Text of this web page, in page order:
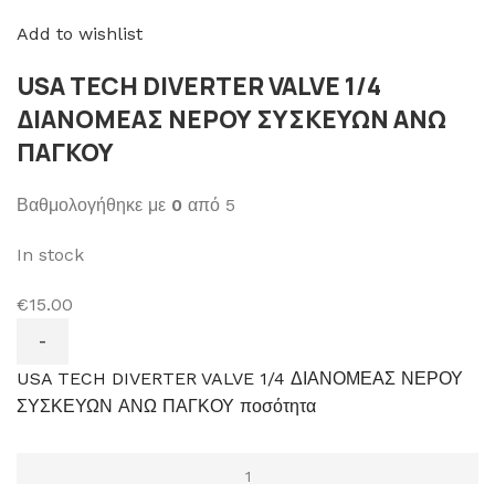
Add to wishlist
USA TECH DIVERTER VALVE 1/4
ΔΙΑΝΟΜΕΑΣ ΝΕΡΟΥ ΣΥΣΚΕΥΩΝ ΑΝΩ
ΠΑΓΚΟΥ
Βαθμολογήθηκε με 0 από 5
In stock
€15.00
USA TECH DIVERTER VALVE 1/4 ΔΙΑΝΟΜΕΑΣ ΝΕΡΟΥ
ΣΥΣΚΕΥΩΝ ΑΝΩ ΠΑΓΚΟΥ ποσότητα